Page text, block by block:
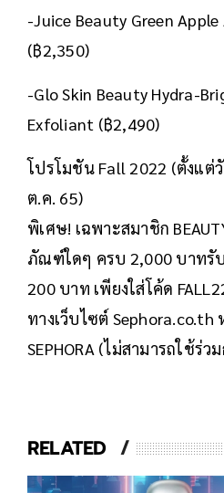
-Juice Beauty Green Apple
(฿2,350)
-Glo Skin Beauty Hydra-
Exfoliant (฿2,490)
โปรโมชัน Fall 2022 (ตั้งแต่
ต.ค. 65)
พิเศษ! เฉพาะสมาชิก
ภัณฑ์ใดๆ ครบ 2,000 บาทรั
200 บาท เพียงใส่โค้ด
ทางเว็บไซต์
SEPHORA (ไม่สามารถใช้ร่
RELATED